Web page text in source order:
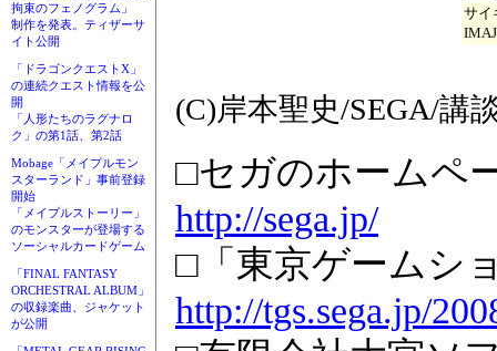
拘束のフェノグラム」
制作を発表。ティザーサ
イト公開
「ドラゴンクエストX」
の連続クエスト情報を公
開
「人形たちのラグナロ
ク」の第1話、第2話
Mobage「メイプルモン
スターランド」事前登録
開始
「メイプルストーリー」
のモンスターが登場する
ソーシャルカードゲーム
「FINAL FANTASY
ORCHESTRAL ALBUM」
の収録楽曲、ジャケット
が公開
サイ
(C)岸本聖史/SEGA/講
□セガのホームペ
http://sega.jp/
□「東京ゲームシ
http://tgs.sega.jp/